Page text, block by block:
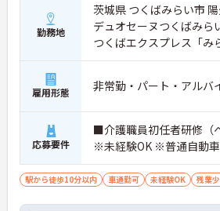
勤務地
茨城県 つくばみらい市
デュオセーヌつくばみら
つくばエクスプレス「み
雇用形態 非常勤・パート・アルバ
応募要件
■介護職員初任者研修（
※未経験OK ※普通自動
駅から徒歩10分以内 車通勤可 未経験OK 残業